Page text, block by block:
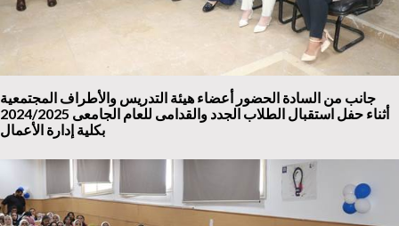
جانب من السادة الحضور أعضاء هيئة التدريس والأطراف المجتمعية
أثناء حفل استقبال الطلاب الجدد والقدامى للعام الجامعى 2024/2025
بكلية إدارة الأعمال